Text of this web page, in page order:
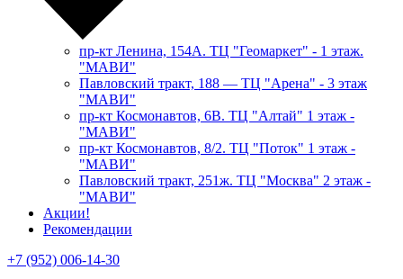
пр-кт Ленина, 154А. ТЦ "Геомаркет" - 1 этаж.
"МАВИ"
​Павловский тракт, 188 — ТЦ "Арена" - 3 этаж
"МАВИ"
пр-кт Космонавтов, 6В. ТЦ "Алтай" 1 этаж -
"МАВИ"
пр-кт Космонавтов, 8/2. ТЦ "Поток" 1 этаж -
"МАВИ"
Павловский тракт, 251ж. ТЦ "Москва" 2 этаж -
"МАВИ"
Акции!
Рекомендации
+7 (952) 006-14-30